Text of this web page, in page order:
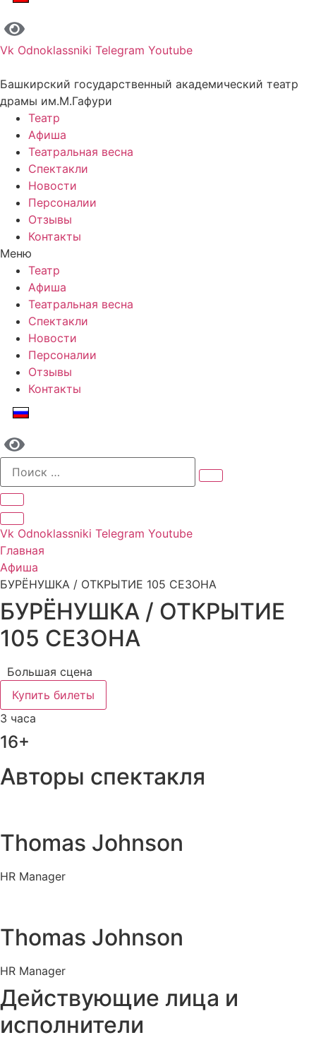
Vk Odnoklassniki Telegram Youtube
Башкирский государственный академический театр
драмы им.М.Гафури
Театр
Афиша
Театральная весна
Спектакли
Новости
Персоналии
Отзывы
Контакты
Меню
Театр
Афиша
Театральная весна
Спектакли
Новости
Персоналии
Отзывы
Контакты
Vk Odnoklassniki Telegram Youtube
Главная
Афиша
БУРЁНУШКА / ОТКРЫТИЕ 105 СЕЗОНА
БУРЁНУШКА / ОТКРЫТИЕ
105 СЕЗОНА
Большая сцена
Купить билеты
3 часа
16+
Авторы спектакля
Thomas Johnson
HR Manager
Thomas Johnson
HR Manager
Действующие лица и
исполнители